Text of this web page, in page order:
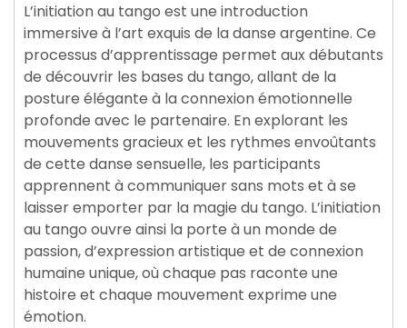
L’initiation au tango est une introduction
immersive à l’art exquis de la danse argentine. Ce
processus d’apprentissage permet aux débutants
de découvrir les bases du tango, allant de la
posture élégante à la connexion émotionnelle
profonde avec le partenaire. En explorant les
mouvements gracieux et les rythmes envoûtants
de cette danse sensuelle, les participants
apprennent à communiquer sans mots et à se
laisser emporter par la magie du tango. L’initiation
au tango ouvre ainsi la porte à un monde de
passion, d’expression artistique et de connexion
humaine unique, où chaque pas raconte une
histoire et chaque mouvement exprime une
émotion.